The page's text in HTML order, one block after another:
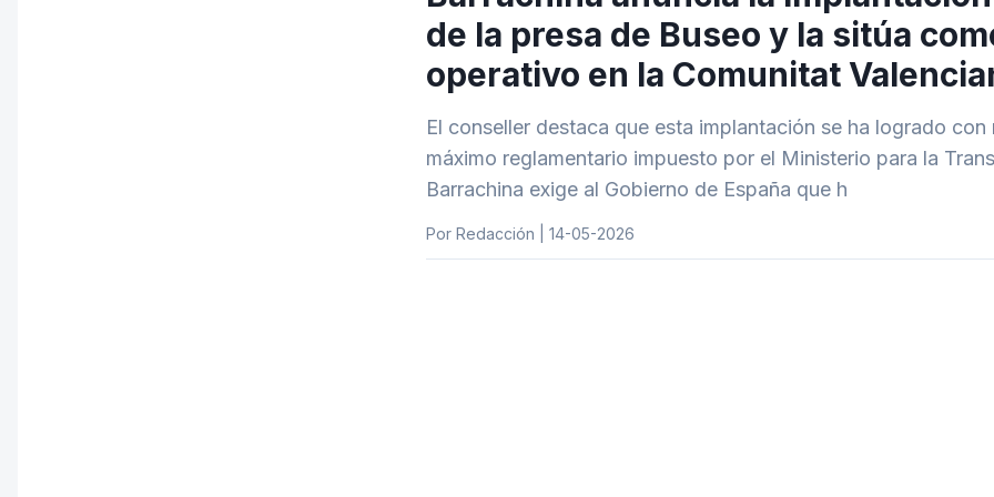
de la presa de Buseo y la sitúa
operativo en la Comunitat
El conseller destaca que esta implantación se ha logrado
máximo reglamentario impuesto por el Ministerio para la
Barrachina exige al Gobierno de España que h
Por Redacción | 14-05-2026